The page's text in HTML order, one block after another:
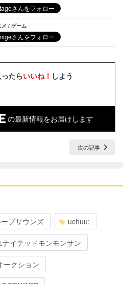
メ / ゲーム
たらいいね！ しよう
の最新情報をお届けします
次の記事
プサウンズ uchuu;
ナイテッドモンモンサン
ークション